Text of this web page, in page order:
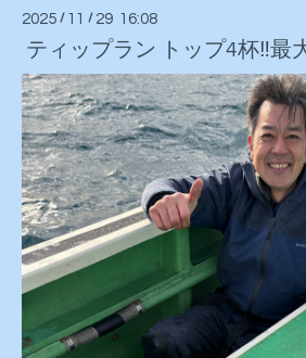
2025 / 11 / 29 16:08
ティップラン トップ4杯‼️最